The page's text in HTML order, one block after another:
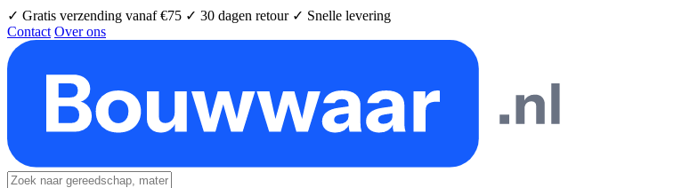
✓ Gratis verzending vanaf €75 ✓ 30 dagen retour ✓ Snelle levering
Contact Over ons